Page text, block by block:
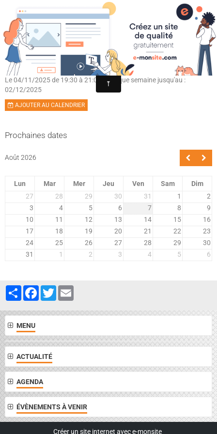
Académie Pazenaise d'Aïkido
Contact
OARA
Album photo
Agenda
Cours
Le 04/11/2025de 19:30 à 21:00
- Chaque semaine jusqu'au :
02/12/2025
AJOUTER AU CALENDRIER
Prochaines dates
Août 2026
Lun Mar Mer Jeu Ven Sam
Dim
27
28 29 30 31 1
2
3
4 5 6 7 8
9
10
11 12 13 14 15
16
17
18 19 20 21 22
23
24
25 26 27 28 29
30
31
1 2 3 4 5 6
PartagerFacebook
Twitter
MENU
ACTUALITÉ
AGENDA
ÉVÈNEMENTS À VENIR
Créer un site internet avec e-monsite